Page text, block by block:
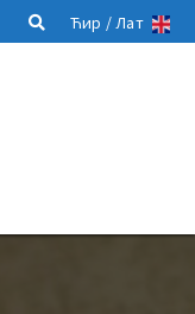
Ћир /Лат